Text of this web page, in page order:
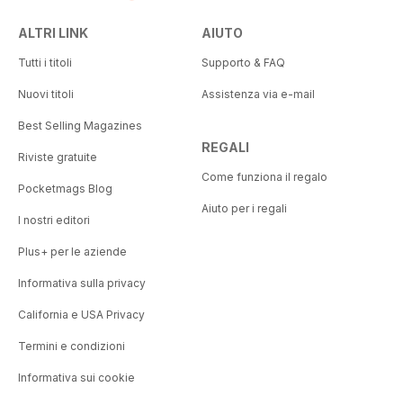
ALTRI LINK
Tutti i titoli
Nuovi titoli
Best Selling Magazines
Riviste gratuite
Pocketmags Blog
I nostri editori
Plus+ per le aziende
Informativa sulla privacy
California e USA Privacy
Termini e condizioni
Informativa sui cookie
AIUTO
Supporto & FAQ
Assistenza via e-mail
REGALI
Come funziona il regalo
Aiuto per i regali